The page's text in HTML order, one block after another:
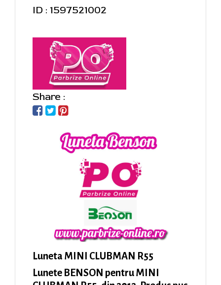
ID : 1597521002
Share :
Luneta MINI CLUBMAN R55
Lunete BENSON pentru MINI